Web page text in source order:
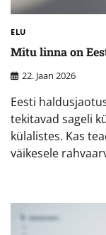
ELU
Mitu linna on
22. Jaan 2026
Eesti
tekitavad sageli
külalistes. Kas
väikesele